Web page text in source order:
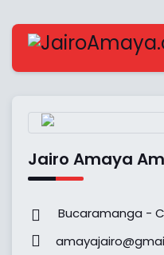
Jairo Amaya
Bucaramanga -